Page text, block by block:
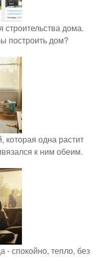
строительства дома.
построить дом?
одна растит
к ним обеим.
спокойно, тепло, без